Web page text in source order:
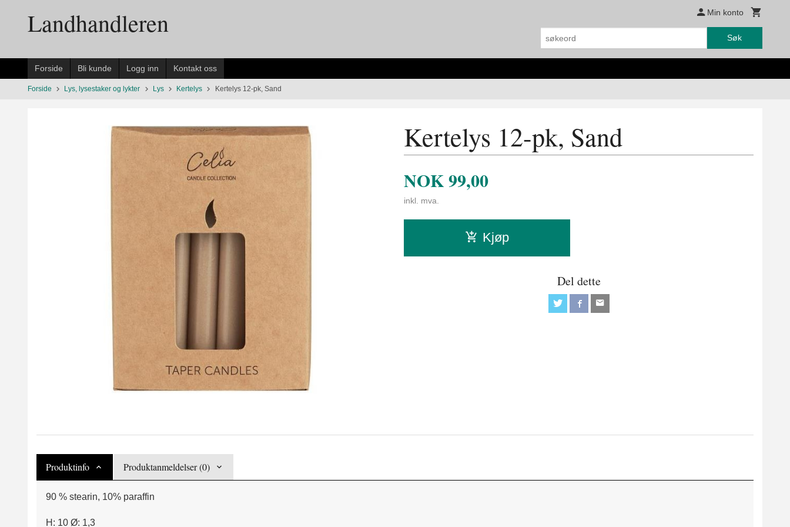
innholdetLandhandleren Min konto
Søk
Forside Bli kunde Logg inn Kontakt oss
Forside Lys, lysestaker og lykter Lys Kertelys Kertelys 12-pk, Sand
Kertelys 12-pk, Sand
NOK99,00
inkl. mva.
Kjøp
Del dette
Produktinfo Produktanmeldelser (0)
90 % stearin, 10% paraffin
H: 10 Ø: 1,3